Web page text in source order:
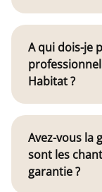
A qui dois-je
Habitat ?
Avez-vous la
sont les
garantie ?